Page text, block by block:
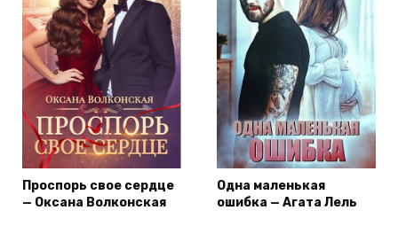
Проспорь свое сердце
— Оксана Волконская
Одна маленькая
ошибка — Агата Лель